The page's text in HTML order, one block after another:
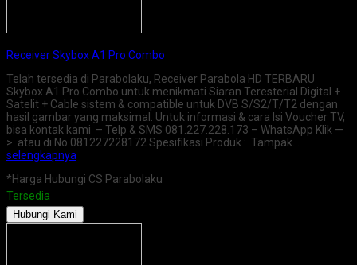
Receiver Skybox A1 Pro Combo
Telah tersedia di Parabolaku, Receiver Parabola HD TERBARU
Skybox A1 Pro Combo untuk menikmati Siaran Teresterial Digital +
Satelit + Cable sistem & compatible untuk DVB S/S2/T/T2 dengan
hasil gambar yang maksimal. Untuk informasi & cara Isi Voucher TV,
bisa kontak kami – Telp & SMS 081.227.228.173 – WhatsApp Klik —
> atau di No 081227228172 Spesifikasi Produk : Tampak…
selengkapnya
*Harga Hubungi CS Parabolaku
Tersedia
Hubungi Kami